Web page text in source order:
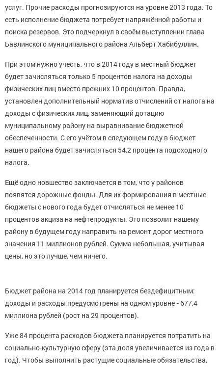
услуг. Прочие расходы прогнозируются на уровне 2013 года. То
есть исполнение бюджета потребует напряжённой работы и
поиска резервов. Это подчеркнул в своём выступлении глава
Бавлинского муниципального района Альберт Хабибуллин.
При этом нужно учесть, что в 2014 году в местный бюджет
будет зачисляться только 5 процентов налога на доходы
физических лиц вместо прежних 10 процентов. Правда,
установлен дополнительный норматив отчислений от налога на
доходы с физических лиц, заменяющий дотацию
муниципальному району на выравнивание бюджетной
обеспеченности. С его учётом в следующем году в бюджет
нашего района будет зачисляться 54,2 процента подоходного
налога.
Ещё одно новшество заключается в том, что у районов
появятся дорожные фонды. Для их формирования в местные
бюджеты с нового года будет отчисляться не менее 10
процентов акциза на нефтепродукты. Это позволит нашему
району в будущем году направить на ремонт дорог местного
значения 11 миллионов рублей. Сумма небольшая, учитывая
цены, но это лучше, чем ничего.
Бюджет района на 2014 год планируется бездефицитным:
доходы и расходы предусмотрены на одном уровне- 677,4
миллиона рублей (рост на 29 процентов).
Уже 84 процента расходов бюджета планируется потратить на
социально-культурную сферу (эта доля увеличивается из года в
год). Чтобы выполнить растущие социальные обязательства,